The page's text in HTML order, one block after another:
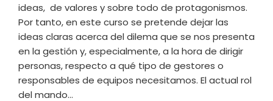
ideas, de valores y sobre todo de protagonismos.
Por tanto, en este curso se pretende dejar las
ideas claras acerca del dilema que se nos presenta
en la gestión y, especialmente, a la hora de dirigir
personas, respecto a qué tipo de gestores o
responsables de equipos necesitamos. El actual rol
del mando…